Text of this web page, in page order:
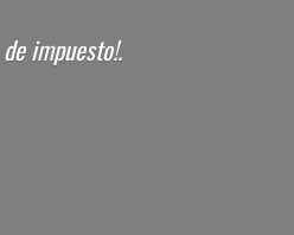
de impuesto!.